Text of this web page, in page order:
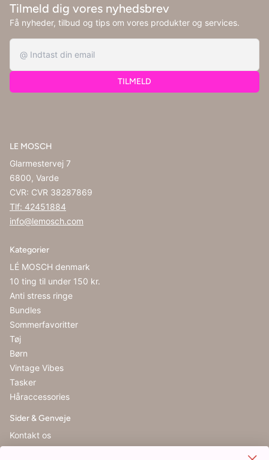
Tilmeld dig vores nyhedsbrev
Få nyheder, tilbud og tips om vores produkter og services.
TILMELD
LE MOSCH
Glarmestervej 7
6800, Varde
CVR: CVR 38287869
Tlf: 42451884
info@lemosch.com
Kategorier
LÉ MOSCH denmark
10 ting til under 150 kr.
Anti stress ringe
Bundles
Sommerfavoritter
Tøj
Børn
Vintage Vibes
Tasker
Håraccessories
Sider & Genveje
Kontakt os
Handelsbetingelser